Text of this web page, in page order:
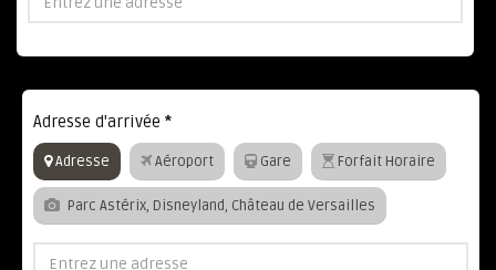
Adresse d'arrivée *
Adresse Aéroport Gare Forfait Horaire
Parc Astérix, Disneyland, Château de Versailles